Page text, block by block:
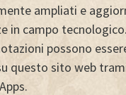
ampliati e
in campo
possono
questo sito web